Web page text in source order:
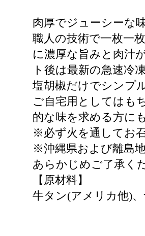
肉厚でジューシーな
職人の技術で一枚一
に濃厚な旨みと肉汁
ト後は最新の急速冷
塩胡椒だけでシンプ
ご自宅用としてはも
的な味を求める方に
※必ず火を通してお
※沖縄県および離島
あらかじめご了承く
【原材料】
牛タン(アメリカ他)